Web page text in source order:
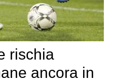
rischia
ancora in